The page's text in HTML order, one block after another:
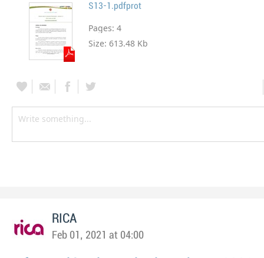
S13-1.pdfprot
Pages: 4
Size: 613.48 Kb
RICA
Feb 01, 2021 at 04:00